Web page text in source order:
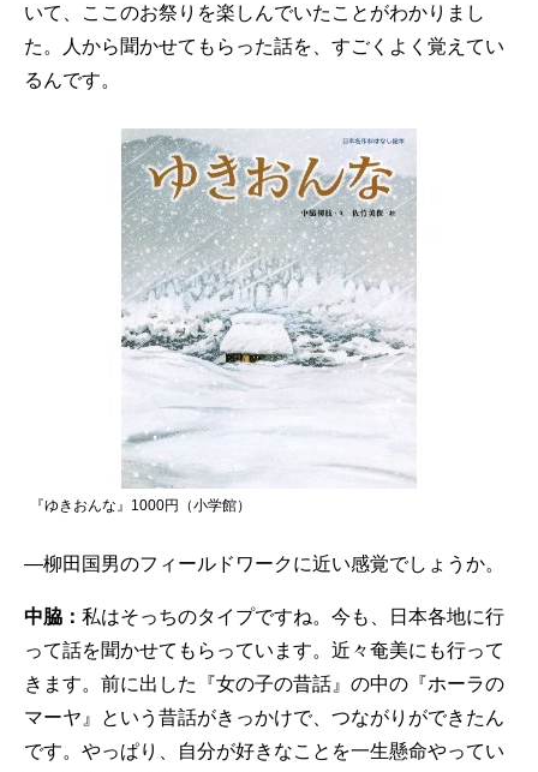
いて、ここのお祭りを楽しんでいたことがわかりまし
た。人から聞かせてもらった話を、すごくよく覚えてい
るんです。
『ゆきおんな』1000円（小学館）
—柳田国男のフィールドワークに近い感覚でしょうか。
中脇： 私はそっちのタイプですね。今も、日本各地に行
って話を聞かせてもらっています。近々奄美にも行って
きます。前に出した『女の子の昔話』の中の『ホーラの
マーヤ』という昔話がきっかけで、つながりができたん
です。やっぱり、自分が好きなことを一生懸命やってい